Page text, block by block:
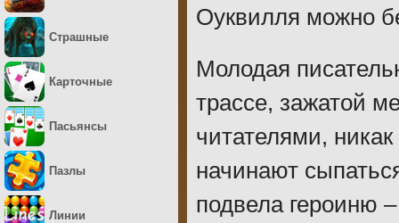
Оуквилля можно
Молодая
трассе, зажатой
читателями,
начинают
подвела героиню
Страшные
Карточные
Пасьянсы
Пазлы
Линии